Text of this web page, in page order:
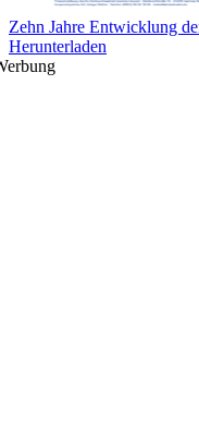
Zehn Jahre Entwicklung
Herunterladen